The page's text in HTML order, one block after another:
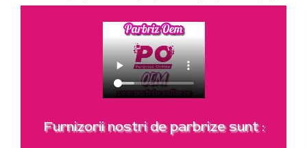
Furnizorii nostri de parbrize sunt :